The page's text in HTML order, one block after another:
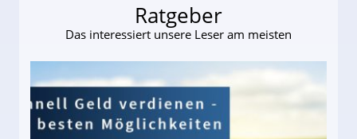
Ratgeber
Das interessiert unsere Leser am meisten